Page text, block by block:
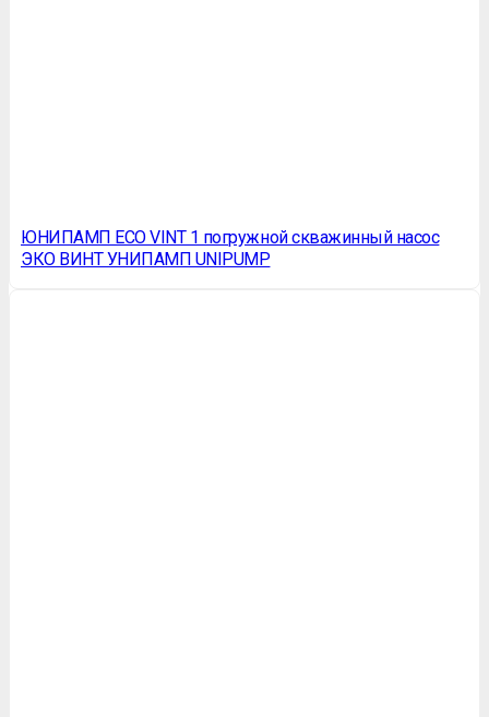
ЮНИПАМП ECO VINT 1 погружной скважинный насос
ЭКО ВИНТ УНИПАМП UNIPUMP